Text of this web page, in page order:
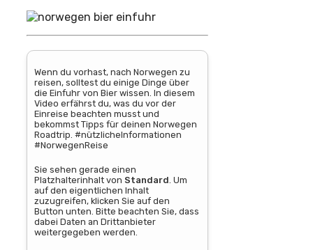
Wenn du vorhast, nach Norwegen zu
reisen, solltest du einige Dinge über
die Einfuhr von Bier wissen. In diesem
Video erfährst du, was du vor der
Einreise beachten musst und
bekommst Tipps für deinen Norwegen
Roadtrip. #nützlicheInformationen
#NorwegenReise
Sie sehen gerade einen
Platzhalterinhalt von Standard . Um
auf den eigentlichen Inhalt
zuzugreifen, klicken Sie auf den
Button unten. Bitte beachten Sie, dass
dabei Daten an Drittanbieter
weitergegeben werden.